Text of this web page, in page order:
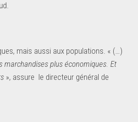
mais aussi aux populations. « (…)
plus économiques. Et
», assure le directeur général de